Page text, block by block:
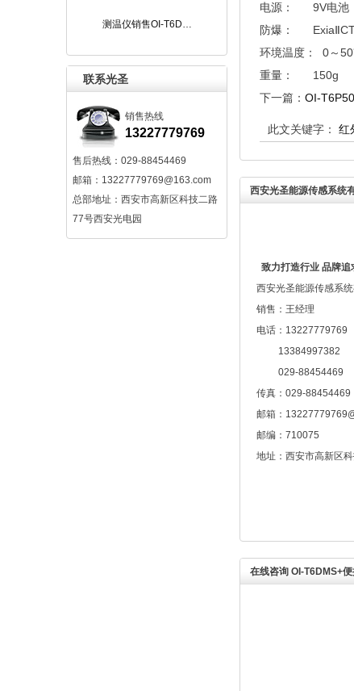
测温仪销售OI-T6D…
联系光圣
销售热线
13227779769
售后热线：029-88454469
邮箱：13227779769@163.com
总部地址：西安市高新区科技二路
77号西安光电园
电源： 9V电池
防爆：
环境温度： 0～5
重量： 150g
下一篇： OI-
此文关键字： 红
西安光圣能源传感系统
致力打造行业 品牌追
西安光圣能源传感系统
销售：王经理
电话：13227779769
13384997382
029-88454469
传真：029-88454469
邮箱：
邮编：710075
地址：西安市高新区
在线咨询 OI-T6DMS+